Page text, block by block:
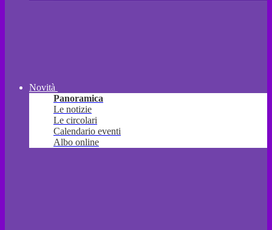
Novità
Panoramica
Le notizie
Le circolari
Calendario eventi
Albo online